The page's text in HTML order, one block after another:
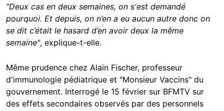
"Deux cas en deux semaines, on s'est demandé
pourquoi. Et depuis, on n’en a eu aucun autre donc on
se dit c’était le hasard d’en avoir deux la même
semaine", explique-t-elle.
Même prudence chez Alain Fischer, professeur
d'immunologie pédiatrique et "Monsieur Vaccins" du
gouvernement. Interrogé le 15 février sur BFMTV sur
des effets secondaires observés par des personnels